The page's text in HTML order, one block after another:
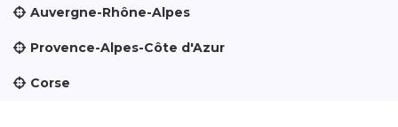
Auvergne-Rhône-Alpes
Provence-Alpes-Côte d'Azur
Corse